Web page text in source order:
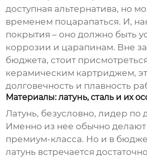
доступная альтернатива, но
временем поцарапаться. И,
покрытия – оно должно быть
коррозии и царапинам. Вне
бюджета, стоит
керамическим картриджем,
долговечность и плавность
Материалы: латунь, сталь и их
Латунь, безусловно, лидер по
Именно из нее обычно
премиум-класса. Но и в
латунь встречается